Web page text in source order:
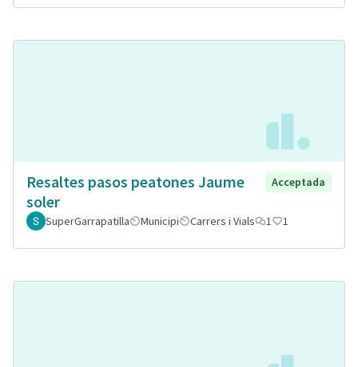
Resaltes pasos peatones Jaume
soler
Acceptada
SuperGarrapatilla Municipi Carrers i Vials 1 1